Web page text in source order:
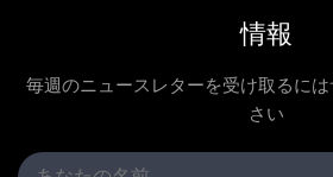
情報
毎週のニュースレターを受け取るに
さい